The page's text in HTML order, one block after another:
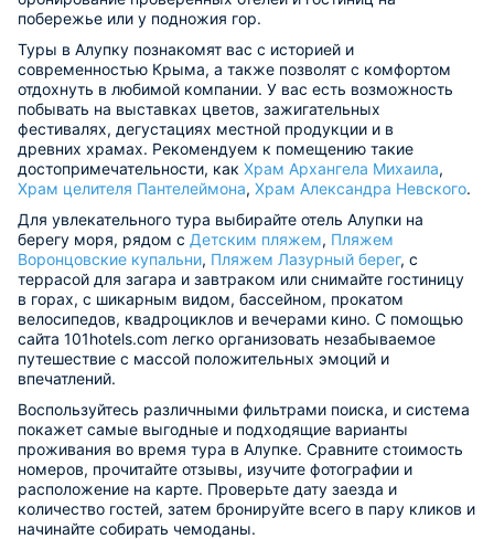
побережье или у подножия гор.
Туры в Алупку познакомят вас с историей и
современностью Крыма, а также позволят с комфортом
отдохнуть в любимой компании. У вас есть возможность
побывать на выставках цветов, зажигательных
фестивалях, дегустациях местной продукции и в
древних храмах. Рекомендуем к помещению такие
достопримечательности, как Храм Архангела Михаила,
Храм целителя Пантелеймона, Храм Александра Невского.
Для увлекательного тура выбирайте отель Алупки на
берегу моря, рядом с Детским пляжем, Пляжем
Воронцовские купальни, Пляжем Лазурный берег, с
террасой для загара и завтраком или снимайте гостиницу
в горах, с шикарным видом, бассейном, прокатом
велосипедов, квадроциклов и вечерами кино. С помощью
сайта 101hotels.com легко организовать незабываемое
путешествие с массой положительных эмоций и
впечатлений.
Воспользуйтесь различными фильтрами поиска, и система
покажет самые выгодные и подходящие варианты
проживания во время тура в Алупке. Сравните стоимость
номеров, прочитайте отзывы, изучите фотографии и
расположение на карте. Проверьте дату заезда и
количество гостей, затем бронируйте всего в пару кликов и
начинайте собирать чемоданы.